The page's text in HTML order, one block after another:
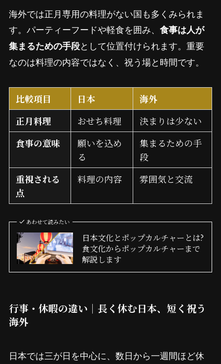
海外では正月専用の料理がない国も多くみられま
す。パーティーフードや軽食を囲み、 食事は人が
集まるための手段として位置付けられます。重要
なのは料理の内容ではなく、祝う場と時間です。
比較項目 日本
海外
正月料理
おせち料理
決まりは少ない
食事の意味
願いを込め
る
集まるための手
段
重視される
点
料理の内容 雰囲気と交流
あわせて読みたい
日本文化とポップカルチャーとは?
食文化からポップカルチャーまで
解説します
行事・休暇の違い｜長く休む日本、短く祝う
海外
日本では三が日を中心に、数日から一週間ほど休